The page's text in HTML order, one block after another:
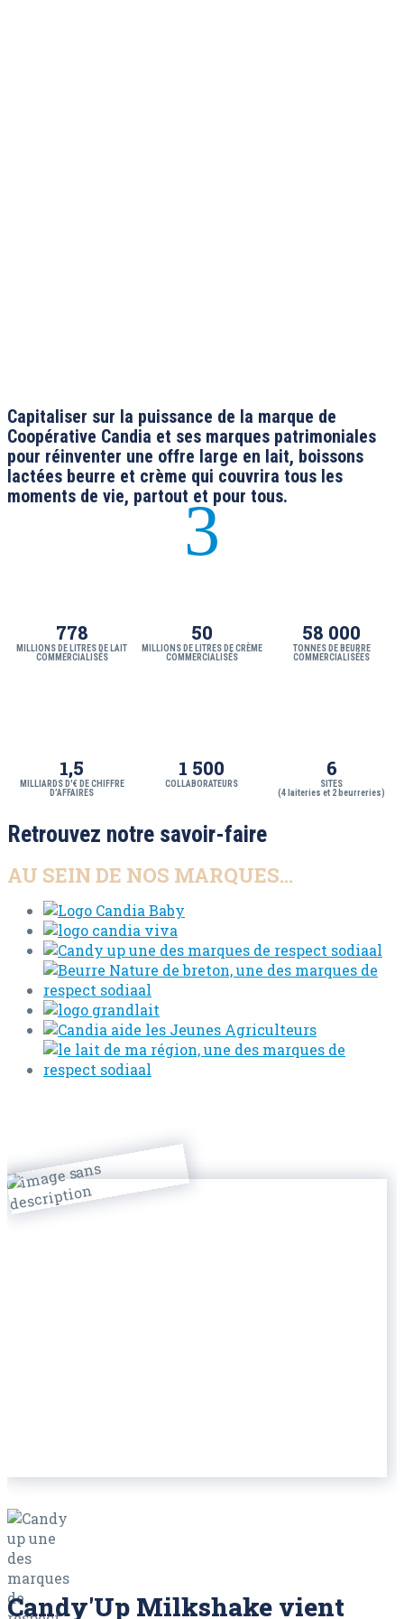
Capitaliser sur la puissance de la marque de
Coopérative Candia et ses marques patrimoniales
pour réinventer une offre large en lait, boissons
lactées beurre et crème qui couvrira tous les
moments de vie, partout et pour tous.
3
778
MILLIONS DE LITRES DE LAIT
COMMERCIALISÉS
50
MILLIONS DE LITRES DE CRÈME
COMMERCIALISÉS
58 000
TONNES DE BEURRE
COMMERCIALISÉES
1,5
MILLIARDS D'€ DE CHIFFRE
D’AFFAIRES
1 500
COLLABORATEURS
6
SITES
(4 laiteries et 2 beurreries)
Retrouvez notre savoir-faire
AU SEIN DE NOS MARQUES...
Candy'Up Milkshake vient